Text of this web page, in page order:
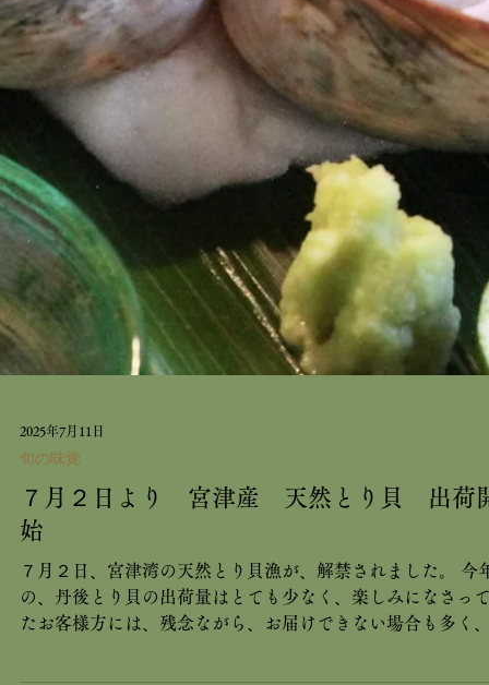
2025年7月11日
旬の味覚
７月２日より 宮津産 天然とり貝 出荷
始